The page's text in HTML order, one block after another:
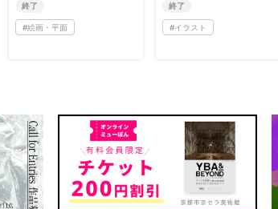
終了
#絵画・平面
終了
#イラスト